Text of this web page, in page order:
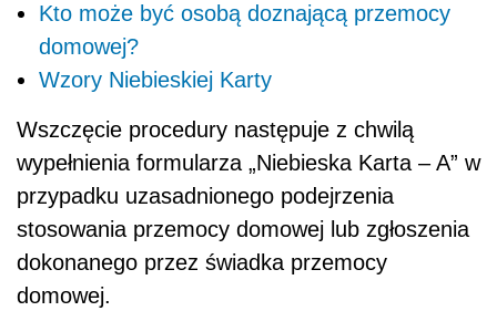
Kto może być osobą doznającą przemocy
domowej?
Wzory Niebieskiej Karty
Wszczęcie procedury następuje z chwilą
wypełnienia formularza „Niebieska Karta – A” w
przypadku uzasadnionego podejrzenia
stosowania przemocy domowej lub zgłoszenia
dokonanego przez świadka przemocy
domowej.